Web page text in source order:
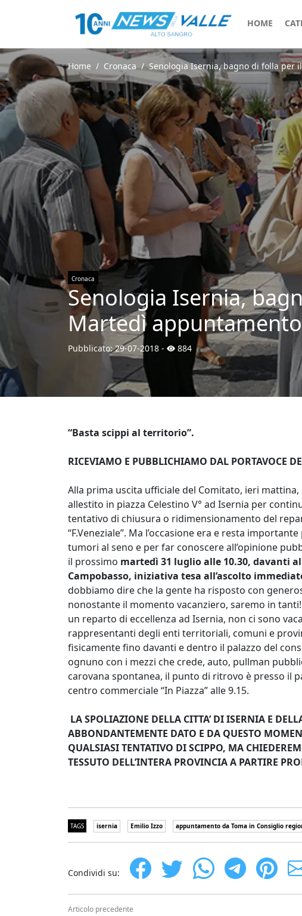
HOME
Home Cronaca Senologia Isernia, bagno di folla per
Cronaca
Senologia Isernia,
Martedì
Pubblicato:29-07-2018 - 884
“Basta scippi al territorio”.
RICEVIAMO E PUBBLICHIAMO DAL PORTAVOCE
Alla prima uscita ufficiale del Comitato, ieri
allestito in piazza Celestino V° ad Isernia per
tentativo di chiusura o ridimensionamento del
“F.Veneziale”. Ma l’occasione era e resta
tumori al seno e per far conoscere all’opinione
il prossimo martedì 31 luglio alle 10.30, davanti
Campobasso, iniziativa tesa all’ascolto
dobbiamo dire che la gente ha risposto con
nonostante il momento vacanziero, saremo in
un reparto di eccellenza ad Isernia, non ci sono
rappresentanti degli enti territoriali, comuni e
fisicamente fino davanti e dentro il palazzo del
ognuno con i mezzi che crede, auto, pullman
carovana spontanea, il punto di ritrovo è presso il
centro commerciale “In Piazza” alle 9.15.
LA SPOLIAZIONE DELLA CITTA’ DI ISERNIA E
ABBONDANTEMENTE DATO E DA QUESTO
QUALSIASI TENTATIVO DI SCIPPO, MA
TESSUTO DELL’INTERA PROVINCIA A PARTIRE
TAGS isernia Emilio Izzo appuntamento da Toma in Consiglio
Condividi su:
Articolo precedente